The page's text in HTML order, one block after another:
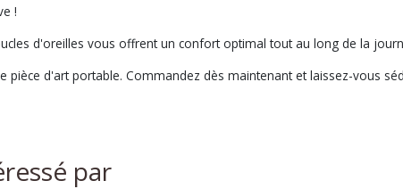
!
d'oreilles vous offrent un confort optimal tout au long de la
d'art portable. Commandez dès maintenant et laissez-vous
par